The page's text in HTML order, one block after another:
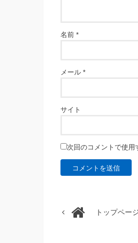
名前 *
メール *
サイト
次回のコメントで使用
トップペー